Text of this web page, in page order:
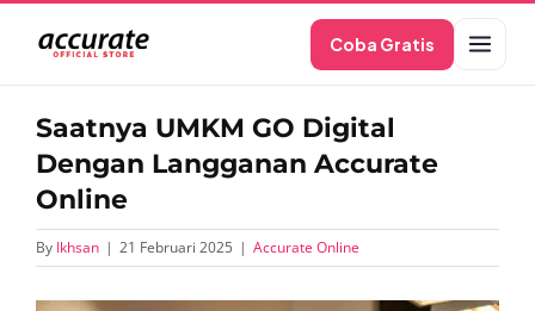
content
Coba Gratis
Saatnya UMKM GO Digital
Dengan Langganan Accurate
Online
By Ikhsan | 21 Februari 2025 | Accurate Online